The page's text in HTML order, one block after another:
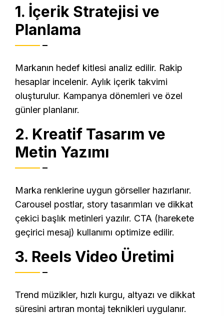
1. İçerik Stratejisi ve
Planlama
Markanın hedef kitlesi analiz edilir. Rakip
hesaplar incelenir. Aylık içerik takvimi
oluşturulur. Kampanya dönemleri ve özel
günler planlanır.
2. Kreatif Tasarım ve
Metin Yazımı
Marka renklerine uygun görseller hazırlanır.
Carousel postlar, story tasarımları ve dikkat
çekici başlık metinleri yazılır. CTA (harekete
geçirici mesaj) kullanımı optimize edilir.
3. Reels Video Üretimi
Trend müzikler, hızlı kurgu, altyazı ve dikkat
süresini artıran montaj teknikleri uygulanır.